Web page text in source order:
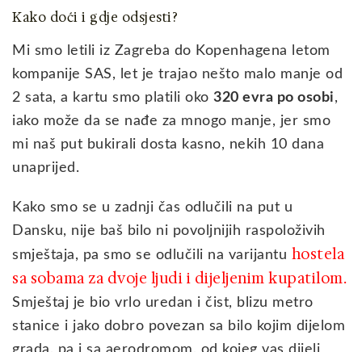
Kako doći i gdje odsjesti?
Mi smo letili iz Zagreba do Kopenhagena letom
kompanije SAS, let je trajao nešto malo manje od
2 sata, a kartu smo platili oko 320 evra po osobi,
iako može da se nađe za mnogo manje, jer smo
mi naš put bukirali dosta kasno, nekih 10 dana
unaprijed.
Kako smo se u zadnji čas odlučili na put u
Dansku, nije baš bilo ni povoljnijih raspoloživih
smještaja, pa smo se odlučili na varijantu hostela
sa sobama za dvoje ljudi i dijeljenim kupatilom.
Smještaj je bio vrlo uredan i čist, blizu metro
stanice i jako dobro povezan sa bilo kojim dijelom